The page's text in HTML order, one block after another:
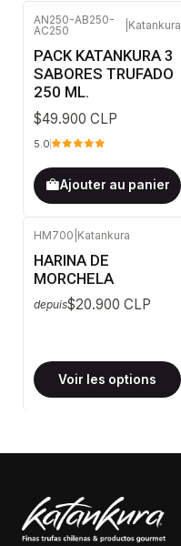
AN250-AB250-
AC250
Katankura
PACK KATANKURA 3
SABORES TRUFADO
250 ML.
$49.900 CLP
5.0
Ajouter au panier
HM700 Katankura
HARINA DE
MORCHELA
depuis$20.900 CLP
Voir les options